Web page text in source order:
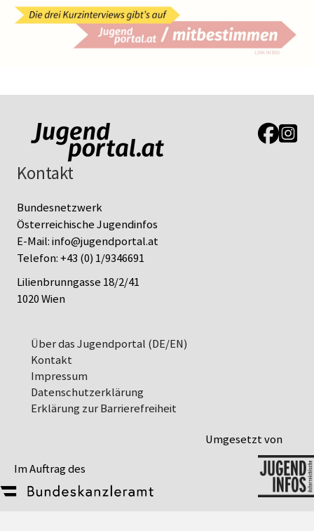
Link zur
Link
Kontakt
Bundesnetzwerk
Österreichische Jugendinfos
E-Mail:info@jugendportal.at
Telefon:+43 (0) 1/9346691
Lilienbrunngasse 18/2/41
1020 Wien
Über das Jugendportal (DE/EN)
Kontakt
Impressum
Datenschutz­erklärung
Erklärung zur Barrierefreiheit
Im Auftrag des
Umgesetzt von